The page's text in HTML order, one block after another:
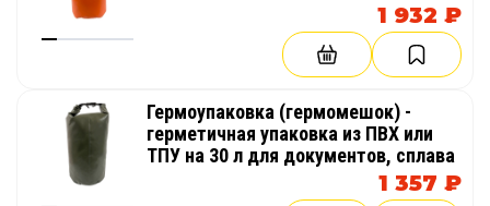
1 932 ₽
Гермоупаковка (гермомешок) -
герметичная упаковка из ПВХ или
ТПУ на 30 л для документов, сплава
1 357 ₽